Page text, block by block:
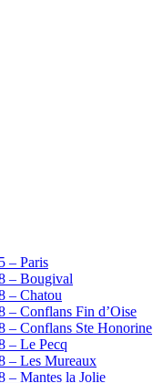
– Paris
– Bougival
– Chatou
– Conflans Fin d’Oise
– Conflans Ste Honorine
– Le Pecq
– Les Mureaux
– Mantes la Jolie